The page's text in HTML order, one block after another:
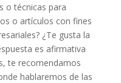
o técnicas para
o artículos con fines
¿Te gusta la
es afirmativa
te recomendamos
hablaremos de las